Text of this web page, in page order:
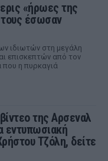
«ήρωες της
έσωσαν
ιδιωτών στη μεγάλη
επισκεπτών από τον
που η πυρκαγιά
της Αρσεναλ
εντυπωσιακή
Τζόλη, δείτε